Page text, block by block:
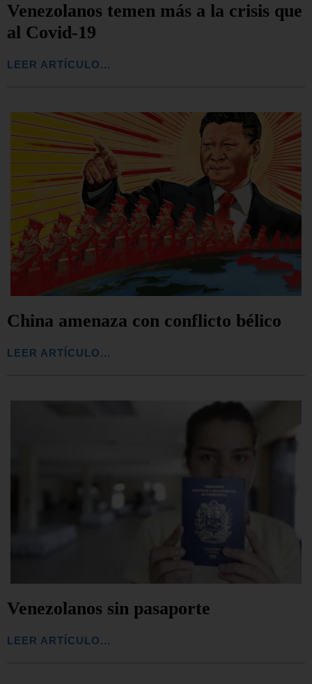
Venezolanos temen más a la crisis que
al Covid-19
LEER ARTÍCULO...
China amenaza con conflicto bélico
LEER ARTÍCULO...
Venezolanos sin pasaporte
LEER ARTÍCULO...